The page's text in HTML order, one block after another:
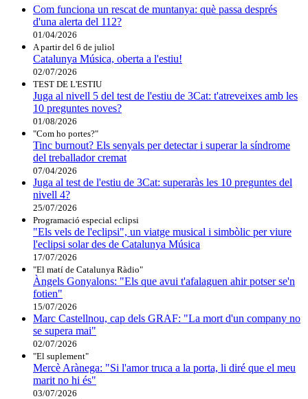
Com funciona un rescat de muntanya: què passa després
d'una alerta del 112?
01/04/2026
A partir del 6 de juliol
Catalunya Música, oberta a l'estiu!
02/07/2026
TEST DE L'ESTIU
Juga al nivell 5 del test de l'estiu de 3Cat: t'atreveixes amb les
10 preguntes noves?
01/08/2026
"Com ho portes?"
Tinc burnout? Els senyals per detectar i superar la síndrome
del treballador cremat
07/04/2026
Juga al test de l'estiu de 3Cat: superaràs les 10 preguntes del
nivell 4?
25/07/2026
Programació especial eclipsi
"Els vels de l'eclipsi", un viatge musical i simbòlic per viure
l'eclipsi solar des de Catalunya Música
17/07/2026
"El matí de Catalunya Ràdio"
Àngels Gonyalons: "Els que avui t'afalaguen ahir potser se'n
fotien"
15/07/2026
Marc Castellnou, cap dels GRAF: "La mort d'un company no
se supera mai"
02/07/2026
"El suplement"
Mercè Arànega: "Si l'amor truca a la porta, li diré que el meu
marit no hi és"
03/07/2026